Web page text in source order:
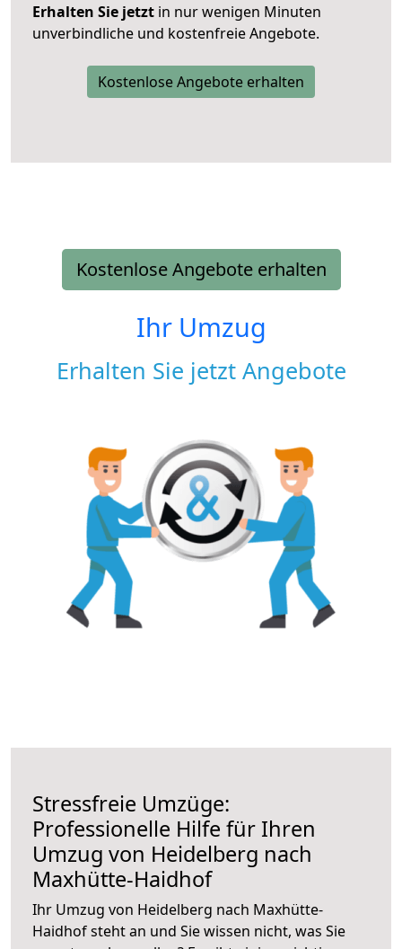
Erhalten Sie jetzt in nur wenigen Minuten
unverbindliche und kostenfreie Angebote.
Kostenlose Angebote erhalten
Kostenlose Angebote erhalten
Ihr Umzug
Erhalten Sie jetzt Angebote
Stressfreie Umzüge:
Professionelle Hilfe für Ihren
Umzug von Heidelberg nach
Maxhütte-Haidhof
Ihr Umzug von Heidelberg nach Maxhütte-
Haidhof steht an und Sie wissen nicht, was Sie